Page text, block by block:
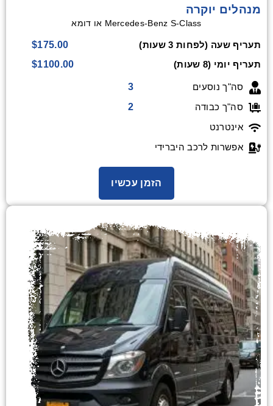
מנהלים יוקרה
Mercedes-Benz S-Class או דומא
תעריף שעה (לפחות 3 שעות)
$175.00
תעריף יומי (8 שעות)
$1100.00
סה"ך נוסעים
3
סה"ך כבודה
2
אינטרנט
אפשרות לרכב היברידי
הזמן עכשיו